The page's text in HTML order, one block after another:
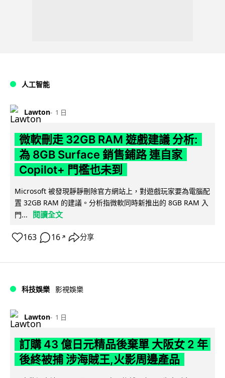
人工智能
Lawton 1 日
微軟刪走 32GB RAM 遊戲建議 分析:
為 8GB Surface 銷售鋪路 連自家
Copilot+ 門檻也未到
Microsoft 被發現靜靜刪除官方網站上，對遊戲玩家要為電腦配
置 32GB RAM 的建議。分析指微軟同時新推出的 8GB RAM 入
門...
閱讀全文
163 16 ↗ 分享
科技娛樂 影視娛樂
Lawton 1 日
訂購 43 億日元精品後棄單 大阪女 2 年
後終被捕 涉海賊王,火影周邊產品